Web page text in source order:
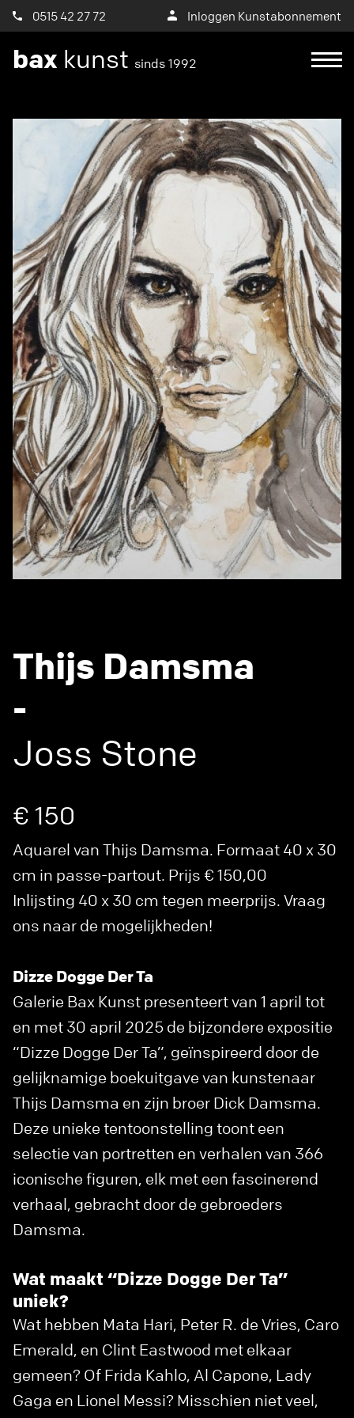
0515 42 27 72 Inloggen Kunstabonnement
bax kunst sinds 1992
Thijs Damsma
-
Joss Stone
€ 150
Aquarel van Thijs Damsma. Formaat 40 x 30
cm in passe-partout. Prijs € 150,00
Inlijsting 40 x 30 cm tegen meerprijs. Vraag
ons naar de mogelijkheden!
Dizze Dogge Der Ta
Galerie Bax Kunst presenteert van 1 april tot
en met 30 april 2025 de bijzondere expositie
“Dizze Dogge Der Ta”, geïnspireerd door de
gelijknamige boekuitgave van kunstenaar
Thijs Damsma en zijn broer Dick Damsma.
Deze unieke tentoonstelling toont een
selectie van portretten en verhalen van 366
iconische figuren, elk met een fascinerend
verhaal, gebracht door de gebroeders
Damsma.
Wat maakt “Dizze Dogge Der Ta”
uniek?
Wat hebben Mata Hari, Peter R. de Vries, Caro
Emerald, en Clint Eastwood met elkaar
gemeen? Of Frida Kahlo, Al Capone, Lady
Gaga en Lionel Messi? Misschien niet veel,